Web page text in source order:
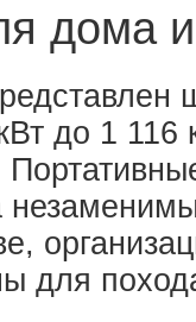
дома
до 1 116
для